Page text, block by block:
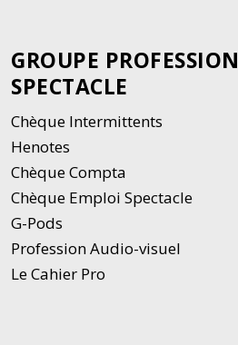
GROUPE PROFESSION
SPECTACLE
Chèque Intermittents
Henotes
Chèque Compta
Chèque Emploi Spectacle
G-Pods
Profession Audio-visuel
Le Cahier Pro